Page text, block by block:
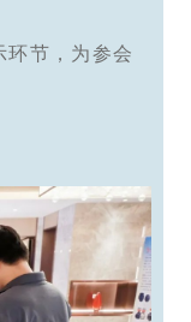
环节，为参会